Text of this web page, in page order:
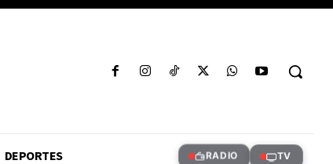
DEPORTES RADIO TV